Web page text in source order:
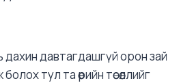
дахин давтагдашгүй орон зай
тул та өөрийн төсөөллийг